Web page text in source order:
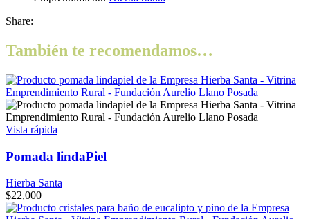
Share:
También te recomendamos…
Vista rápida
Pomada lindaPiel
Hierba Santa
$22,000